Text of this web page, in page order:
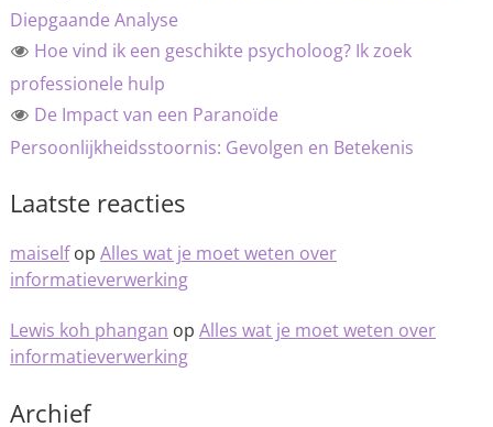
Diepgaande Analyse
Hoe vind ik een geschikte psycholoog? Ik zoek
professionele hulp
De Impact van een Paranoïde
Persoonlijkheidsstoornis: Gevolgen en Betekenis
Laatste reacties
maiselfop Alles wat je moet weten over
informatieverwerking
Lewis koh phangan op Alles wat je moet weten over
informatieverwerking
Archief